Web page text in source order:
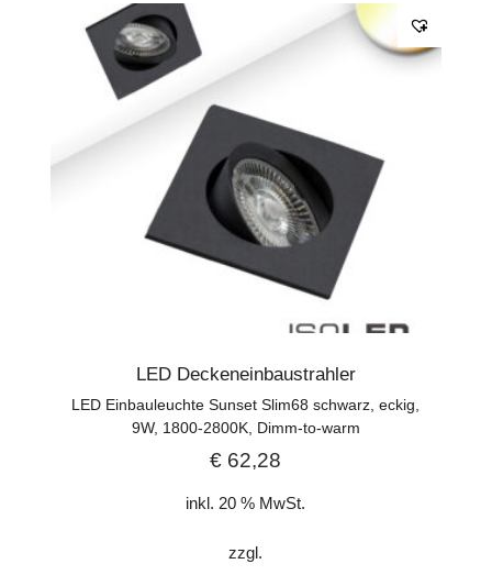
LED Deckeneinbaustrahler
LED Einbauleuchte Sunset Slim68 schwarz, eckig,
9W, 1800-2800K, Dimm-to-warm
€ 62,28
inkl. 20 % MwSt.
zzgl.